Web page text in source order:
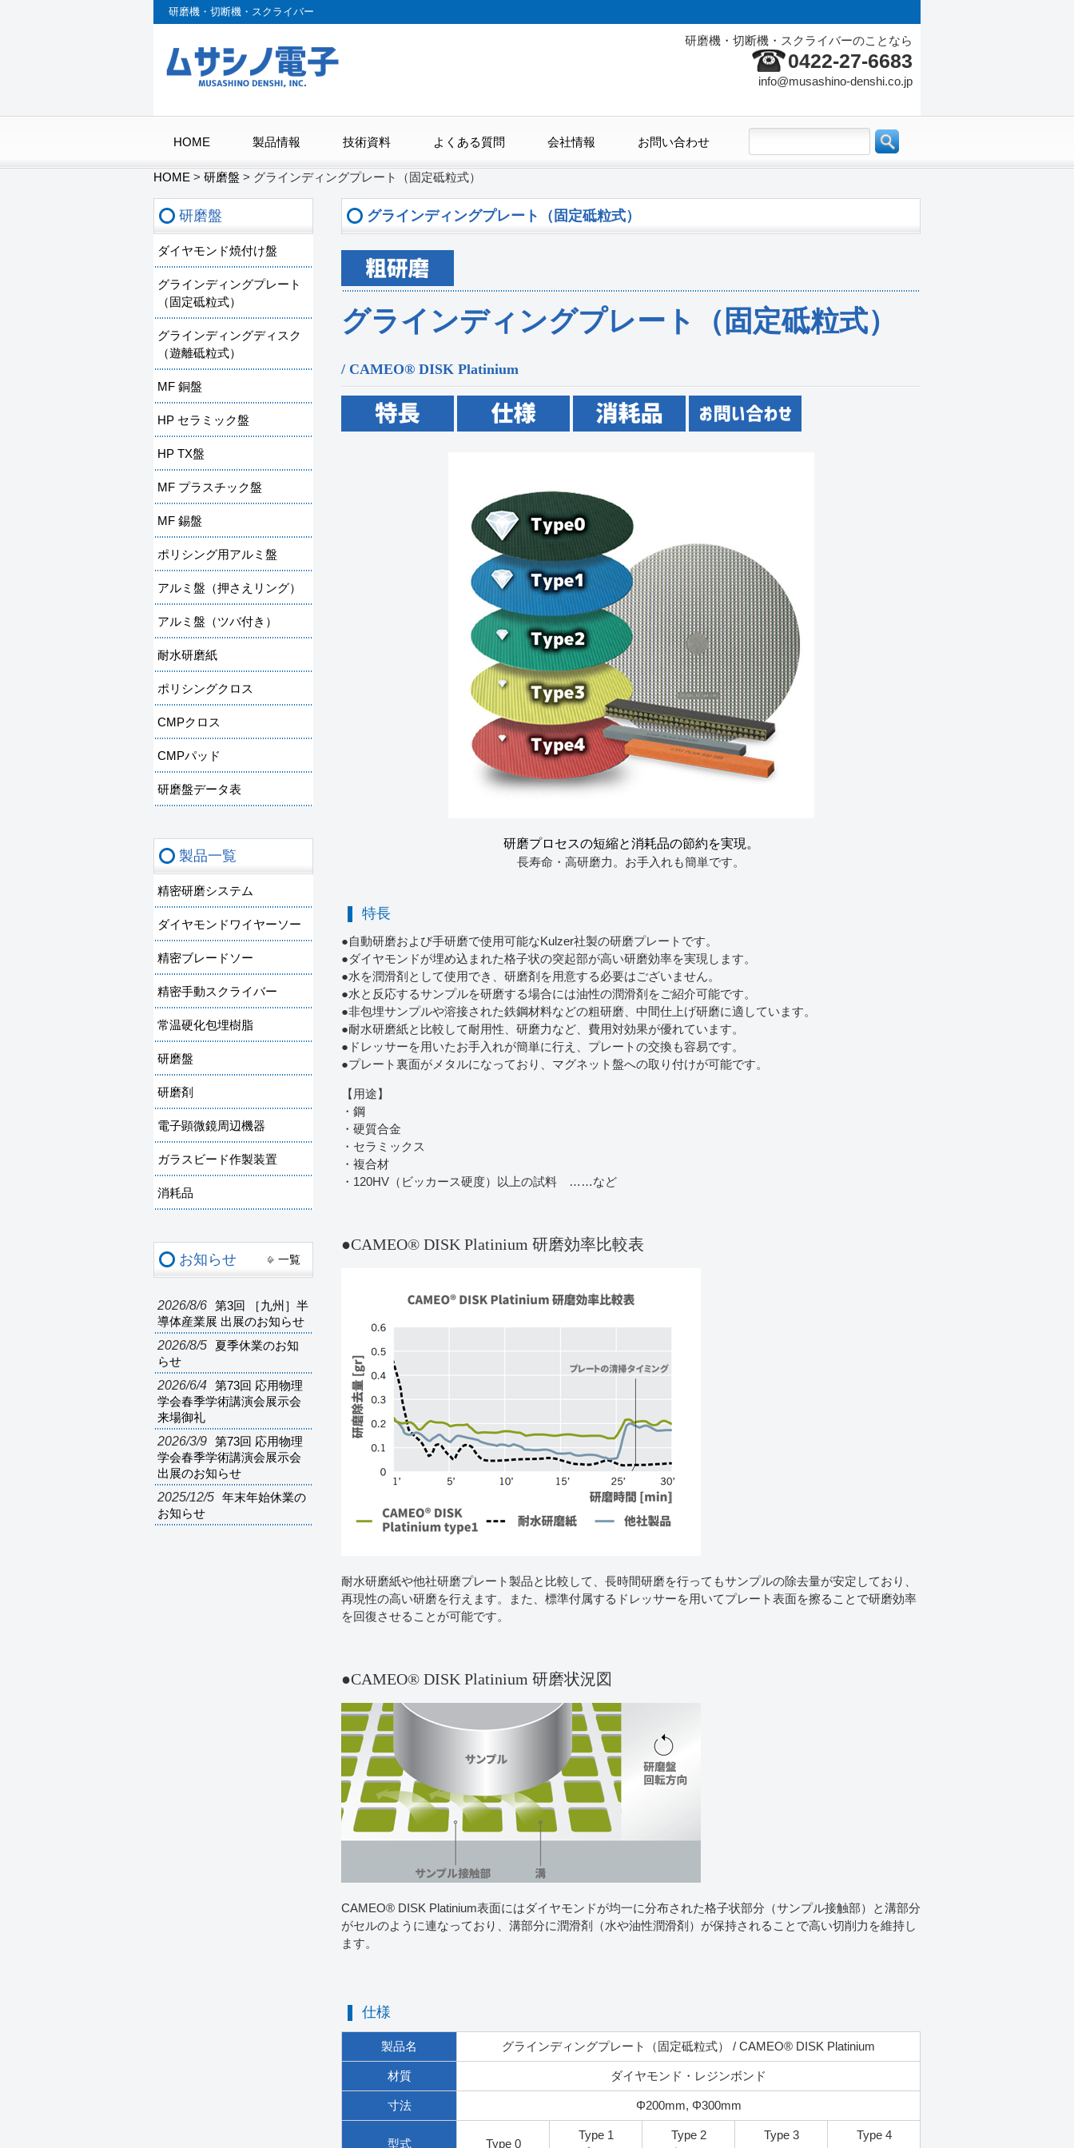
研磨機・切断機・スクライバー
研磨機・切断機・スクライバーのことなら
0422-27-6683
info@musashino-denshi.co.jp
HOME 製品情報 技術資料 よくある質問 会社情報 お問い合わせ
HOME > 研磨盤 > グラインディングプレート（固定砥粒式）
グラインディングプレート（固定砥粒式）
グラインディングプレート（固定砥粒式）
/ CAMEO® DISK Platinium
研磨プロセスの短縮と消耗品の節約を実現。
長寿命・高研磨力。お手入れも簡単です。
特長
●自動研磨および手研磨で使用可能なKulzer社製の研磨プレートです。
●ダイヤモンドが埋め込まれた格子状の突起部が高い研磨効率を実現します。
●水を潤滑剤として使用でき、研磨剤を用意する必要はございません。
●水と反応するサンプルを研磨する場合には油性の潤滑剤をご紹介可能です。
●非包埋サンプルや溶接された鉄鋼材料などの粗研磨、中間仕上げ研磨に適しています。
●耐水研磨紙と比較して耐用性、研磨力など、費用対効果が優れています。
●ドレッサーを用いたお手入れが簡単に行え、プレートの交換も容易です。
●プレート裏面がメタルになっており、マグネット盤への取り付けが可能です。
【用途】
・鋼
・硬質合金
・セラミックス
・複合材
・120HV（ビッカース硬度）以上の試料 ……など
●CAMEO® DISK Platinium 研磨効率比較表
耐水研磨紙や他社研磨プレート製品と比較して、長時間研磨を行ってもサンプルの除去量が安定しており、
再現性の高い研磨を行えます。また、標準付属するドレッサーを用いてプレート表面を擦ることで研磨効率
を回復させることが可能です。
●CAMEO® DISK Platinium 研磨状況図
CAMEO® DISK Platinium表面にはダイヤモンドが均一に分布された格子状部分（サンプル接触部）と溝部分
がセルのように連なっており、溝部分に潤滑剤（水や油性潤滑剤）が保持されることで高い切削力を維持し
ます。
仕様
製品名 グラインディングプレート（固定砥粒式） / CAMEO® DISK Platinium
材質 ダイヤモンド・レジンボンド
寸法 Φ200mm, Φ300mm
型式 Type 0
Type 1
Type 2
Type 3
Type 4
研磨盤
ダイヤモンド焼付け盤
グラインディングプレート
（固定砥粒式）
グラインディングディスク
（遊離砥粒式）
MF 銅盤
HP セラミック盤
HP TX盤
MF プラスチック盤
MF 錫盤
ポリシング用アルミ盤
アルミ盤（押さえリング）
アルミ盤（ツバ付き）
耐水研磨紙
ポリシングクロス
CMPクロス
CMPパッド
研磨盤データ表
製品一覧
精密研磨システム
ダイヤモンドワイヤーソー
精密ブレードソー
精密手動スクライバー
常温硬化包埋樹脂
研磨盤
研磨剤
電子顕微鏡周辺機器
ガラスビード作製装置
消耗品
お知らせ 一覧
2026/8/6
第3回 ［九州］半
導体産業展 出展のお知らせ
2026/8/5
夏季休業のお知
らせ
2026/6/4
第73回 応用物理
学会春季学術講演会展示会
来場御礼
2026/3/9
第73回 応用物理
学会春季学術講演会展示会
出展のお知らせ
2025/12/5
年末年始休業の
お知らせ